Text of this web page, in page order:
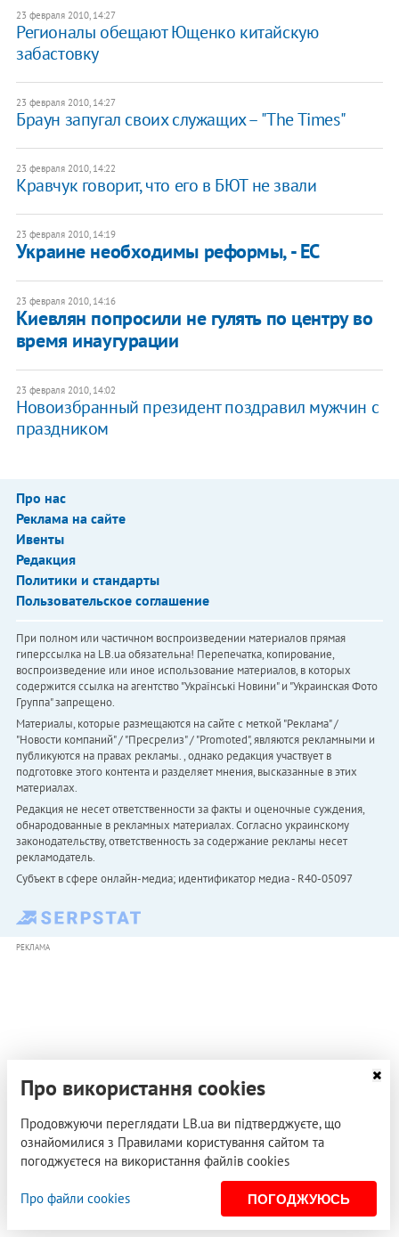
23 февраля 2010, 14:27
Регионалы обещают Ющенко китайскую
забастовку
23 февраля 2010, 14:27
Браун запугал своих служащих – "The Times"
23 февраля 2010, 14:22
Кравчук говорит, что его в БЮТ не звали
23 февраля 2010, 14:19
Украине необходимы реформы, - ЕС
23 февраля 2010, 14:16
Киевлян попросили не гулять по центру во
время инаугурации
23 февраля 2010, 14:02
Новоизбранный президент поздравил мужчин с
праздником
Про нас
Реклама на сайте
Ивенты
Редакция
Политики и стандарты
Пользовательское соглашение
При полном или частичном воспроизведении материалов прямая
гиперссылка на LB.ua обязательна! Перепечатка, копирование,
воспроизведение или иное использование материалов, в которых
содержится ссылка на агентство "Українськi Новини" и "Украинская Фото
Группа" запрещено.
Материалы, которые размещаются на сайте с меткой "Реклама" /
"Новости компаний" / "Пресрелиз" / "Promoted", являются рекламными и
публикуются на правах рекламы. , однако редакция участвует в
подготовке этого контента и разделяет мнения, высказанные в этих
материалах.
Редакция не несет ответственности за факты и оценочные суждения,
обнародованные в рекламных материалах. Согласно украинскому
законодательству, ответственность за содержание рекламы несет
рекламодатель.
Субъект в сфере онлайн-медиа; идентификатор медиа - R40-05097
РЕКЛАМА
Про використання cookies
Продовжуючи переглядати LB.ua ви підтверджуєте, що
ознайомилися з Правилами користування сайтом та
погоджуєтеся на використання файлів cookies
Про файли cookies ПОГОДЖУЮСЬ